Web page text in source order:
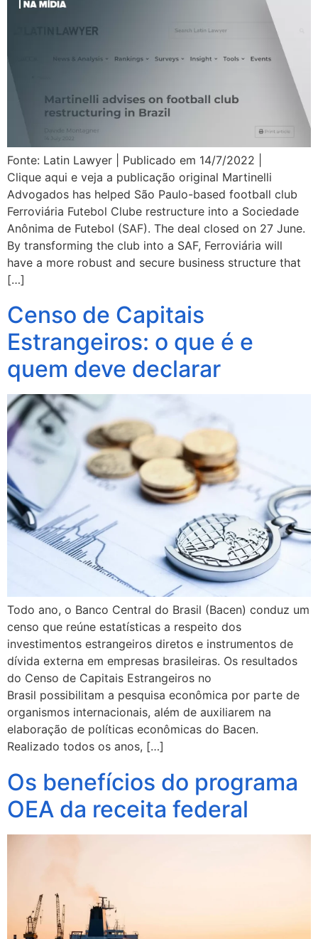
Fonte: Latin Lawyer | Publicado em 14/7/2022 |
Clique aqui e veja a publicação original Martinelli
Advogados has helped São Paulo-based football club
Ferroviária Futebol Clube restructure into a Sociedade
Anônima de Futebol (SAF). The deal closed on 27 June.
By transforming the club into a SAF, Ferroviária will
have a more robust and secure business structure that
[…]
Censo de Capitais
Estrangeiros: o que é e
quem deve declarar
Todo ano, o Banco Central do Brasil (Bacen) conduz um
censo que reúne estatísticas a respeito dos
investimentos estrangeiros diretos e instrumentos de
dívida externa em empresas brasileiras. Os resultados
do Censo de Capitais Estrangeiros no
Brasil possibilitam a pesquisa econômica por parte de
organismos internacionais, além de auxiliarem na
elaboração de políticas econômicas do Bacen.
Realizado todos os anos, […]
Os benefícios do programa
OEA da receita federal